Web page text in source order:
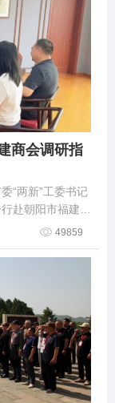
商会调研指
“两新”工委书记
赴朝阳市福建商
49859